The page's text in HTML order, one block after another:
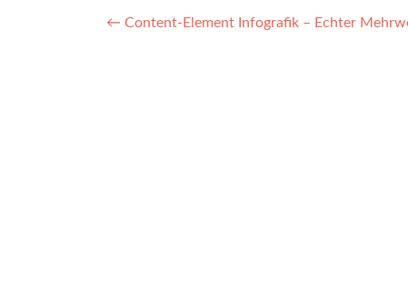
Post
← Content-Element Infografik – Echter